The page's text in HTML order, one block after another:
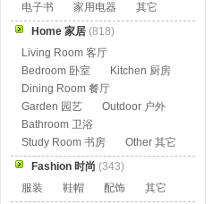
电子书
家用电器
其它
Home 家居 (818)
Living Room 客厅
Bedroom 卧室
Kitchen 厨房
Dining Room 餐厅
Garden 园艺
Outdoor 户外
Bathroom 卫浴
Study Room 书房
Other 其它
Fashion 时尚 (343)
服装
鞋帽 配饰
其它